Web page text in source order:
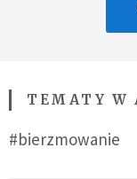
TEMATY W
#bierzmowanie